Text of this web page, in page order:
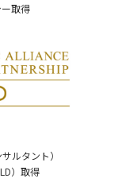
取得
ルタント）
）取得